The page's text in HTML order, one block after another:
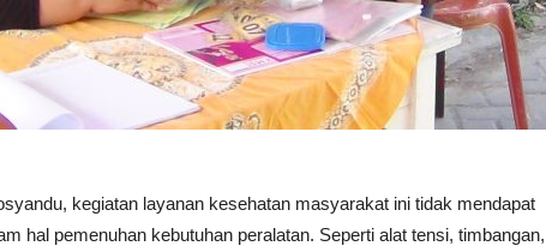
kegiatan layanan kesehatan masyarakat ini tidak mendapat
hal pemenuhan kebutuhan peralatan. Seperti alat tensi, timbangan,